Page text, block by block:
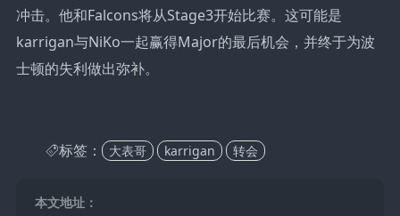
冲击。他和Falcons将从Stage3开始比赛。这可能是
karrigan与NiKo一起赢得Major的最后机会，并终于为波
士顿的失利做出弥补。
标签： 大表哥 karrigan 转会
本文地址：